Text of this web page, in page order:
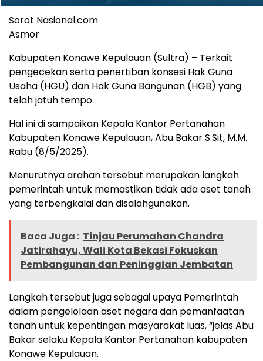
Sorot Nasional.com
Asmor
Kabupaten Konawe Kepulauan (Sultra) – Terkait
pengecekan serta penertiban konsesi Hak Guna
Usaha (HGU) dan Hak Guna Bangunan (HGB) yang
telah jatuh tempo.
Hal ini di sampaikan Kepala Kantor Pertanahan
Kabupaten Konawe Kepulauan, Abu Bakar S.Sit, M.M.
Rabu (8/5/2025).
Menurutnya arahan tersebut merupakan langkah
pemerintah untuk memastikan tidak ada aset tanah
yang terbengkalai dan disalahgunakan.
Baca Juga : Tinjau Perumahan Chandra
Jatirahayu, Wali Kota Bekasi Fokuskan
Pembangunan dan Peninggian Jembatan
Langkah tersebut juga sebagai upaya Pemerintah
dalam pengelolaan aset negara dan pemanfaatan
tanah untuk kepentingan masyarakat luas, “jelas Abu
Bakar selaku Kepala Kantor Pertanahan kabupaten
Konawe Kepulauan.